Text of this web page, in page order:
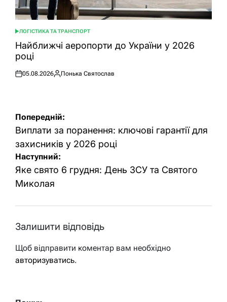
ОПУБЛІКУВАТИ
У
ЛОГІСТИКА ТА ТРАНСПОРТ
Найближчі аеропорти до України у 2026
році
Оприлюднено
05.08.2026
Опубліковано
Понька Святослав
Навігація
записів
Попередній:
Виплати за поранення: ключові гарантії для
захисників у 2026 році
Наступний:
Яке свято 6 грудня: День ЗСУ та Святого
Миколая
Залишити відповідь
Щоб відправити коментар вам необхідно
авторизуватись.